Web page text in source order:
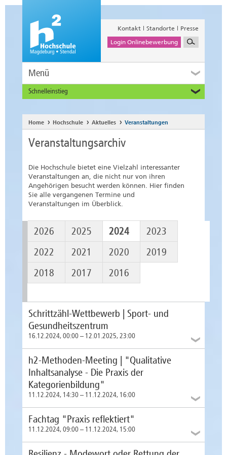
Kontakt Standorte
Presse
Login Onlinebewerbung
Menü
Schnelleinstieg
Alumni
Unternehmen und Institutionen
Studierende
International
Home Hochschule Aktuelles Veranstaltungen
Veranstaltungsarchiv
Die Hochschule bietet eine Vielzahl interessanter
Veranstaltungen an, die nicht nur von ihren
Angehörigen besucht werden können. Hier finden
Sie alle vergangenen Termine und
Veranstaltungen im Überblick.
2026 2025 2024
2023
2022
2021 2020
2019
2018
2017 2016
Schrittzähl-Wettbewerb | Sport- und
Gesundheitszentrum
16.12.2024, 00:00 – 12.01.2025, 23:00
Veranstaltungsort
überall
Beinahe traditionell laufen oder spazieren wir, jede:r
Blick. "10k steps a day keeps the doctor away."
h2-Methoden-Meeting | "Qualitative
Inhaltsanalyse - Die Praxis der
Kategorienbildung"
11.12.2024, 14:30 – 11.12.2024, 16:00
Veranstaltungsort
online (zoom)
Um die Komplexität des Alltags zu
Fachtag "Praxis reflektiert"
11.12.2024, 09:00 – 11.12.2024, 15:00